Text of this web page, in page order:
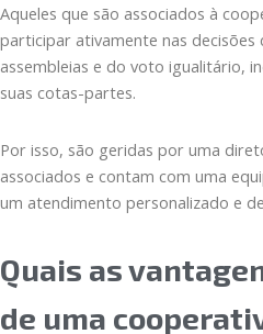
Aqueles que são associados à
participar ativamente nas
assembleias e do voto igualitário,
suas cotas-partes.
Por isso, são geridas por uma
associados e contam com uma
um atendimento personalizado e
Quais as
de uma